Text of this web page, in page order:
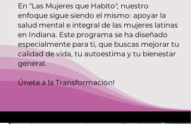
En "Las Mujeres que Habito", nuestro
enfoque sigue siendo el mismo: apoyar la
salud mental e integral de las mujeres latinas
en Indiana. Este programa se ha diseñado
especialmente para ti, que buscas mejorar tu
calidad de vida, tu autoestima y tu bienestar
general.
Únete a la Transformación!